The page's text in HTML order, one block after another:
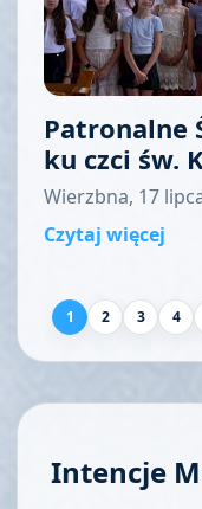
Patronalne
ku czci św.
Wierzbna, 17
Czytaj więcej
1 2 3 4
Intencje